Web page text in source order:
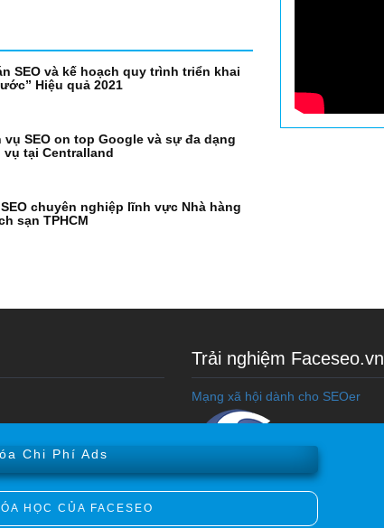
SEO và kế hoạch quy trình triển khai
Hiệu quả 2021
vụ SEO on top Google và sự đa dạng
vụ tại Centralland
SEO chuyên nghiệp lĩnh vực Nhà hàng
sạn TPHCM
Trải nghiệm Faceseo.vn
Mạng xã hội dành cho SEOer
Top Google
HỌC CỦA FACESEO